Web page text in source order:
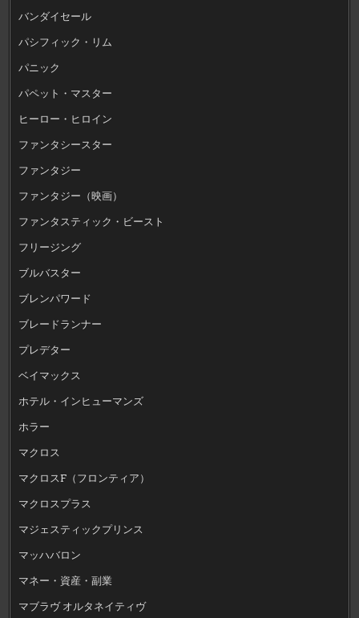
バンダイセール
パシフィック・リム
パニック
パペット・マスター
ヒーロー・ヒロイン
ファンタシースター
ファンタジー
ファンタジー（映画）
ファンタスティック・ビースト
フリージング
ブルバスター
ブレンパワード
ブレードランナー
プレデター
ベイマックス
ホテル・インヒューマンズ
ホラー
マクロス
マクロスF（フロンティア）
マクロスプラス
マジェスティックプリンス
マッハバロン
マネー・資産・副業
マブラヴ オルタネイティヴ